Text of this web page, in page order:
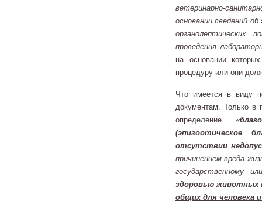
ветеринарно-
основании сведений об
органолептических
проведения
на основании
процедуру или они
Что имеется в виду
документам. Только в
определение «
(эпизоотическое
отсутствии
причинением вреда
государственному
здоровью животных
общих для человека